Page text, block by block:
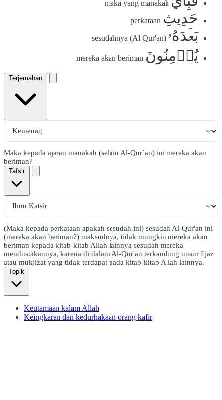
maka yang manakah
حَدِيثِ perkataan
بَعۡدَهُۥ sesudahnya (Al Qur'an)
يُؤۡمِنُونَ mereka akan beriman
Terjemahan
Maka kepada ajaran manakah (selain Al-Qur`an) ini mereka akan
beriman?
Tafsir
(Maka kepada perkataan apakah sesudah ini) sesudah Al-Qur'an ini
(mereka akan beriman?) maksudnya, tidak mungkin mereka akan
beriman kepada kitab-kitab Allah lainnya sesudah mereka
mendustakannya, karena di dalam Al-Qur'an terkandung unsur I'jaz
atau mukjizat yang tidak terdapat pada kitab-kitab Allah lainnya.
Topik
Keutamaan kalam Allah
Keingkaran dan kedurhakaan orang kafir